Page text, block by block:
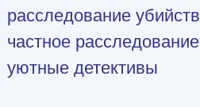
расследование убийств
частное расследование
уютные детективы